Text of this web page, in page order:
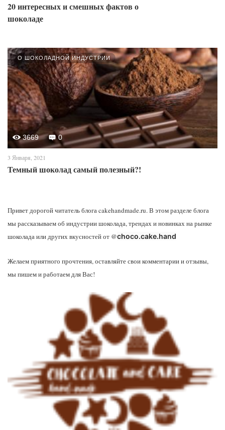
20 интересных и смешных фактов о
шоколаде
О ШОКОЛАДНОЙ ИНДУСТРИИ
3669 0
3 Января, 2021
Темный шоколад самый полезный?!
Привет дорогой читатель блога cakehandmade.ru. В этом разделе блога
мы рассказываем об индустрии шоколада, трендах и новинках на рынке
шоколада или других вкусностей от @choco.cake.hand
Желаем приятного прочтения, оставляйте свои комментарии и отзывы,
мы пишем и работаем для Вас!